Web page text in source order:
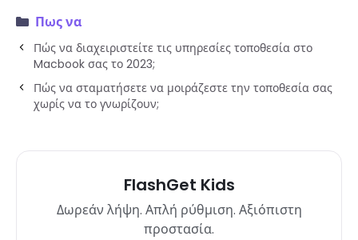
Πως να
Πώς να διαχειριστείτε τις υπηρεσίες τοποθεσία στο
Macbook σας το 2023;
Πώς να σταματήσετε να μοιράζεστε την τοποθεσία σας
χωρίς να το γνωρίζουν;
FlashGet Kids
Δωρεάν λήψη. Απλή ρύθμιση. Αξιόπιστη
προστασία.